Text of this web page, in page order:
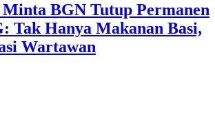
BGN Tutup Permanen
Tak Hanya Makanan Basi,
Wartawan